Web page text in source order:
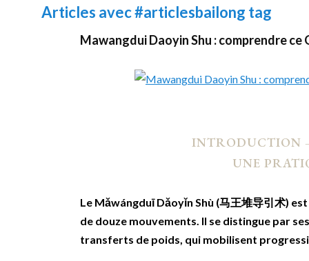
Articles avec#articlesbailong tag
Mawangdui Daoyin Shu : comprendre
INTRODUCTION
UNE
Le Mǎwángduī Dǎoyǐn Shù (马王堆导引术)
de douze mouvements. Il se distingue par
transferts de poids, qui mobilisent